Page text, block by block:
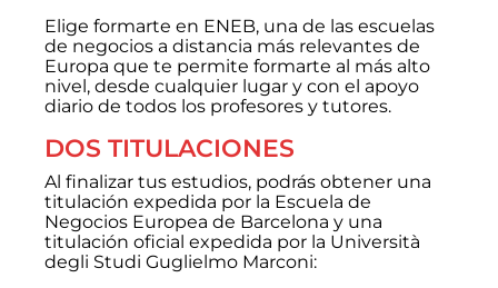
Elige formarte en ENEB, una de las escuelas
de negocios a distancia más relevantes de
Europa que te permite formarte al más alto
nivel, desde cualquier lugar y con el apoyo
diario de todos los profesores y tutores.
DOS TITULACIONES
Al finalizar tus estudios, podrás obtener una
titulación expedida por la Escuela de
Negocios Europea de Barcelona y una
titulación oficial expedida por la Università
degli Studi Guglielmo Marconi: